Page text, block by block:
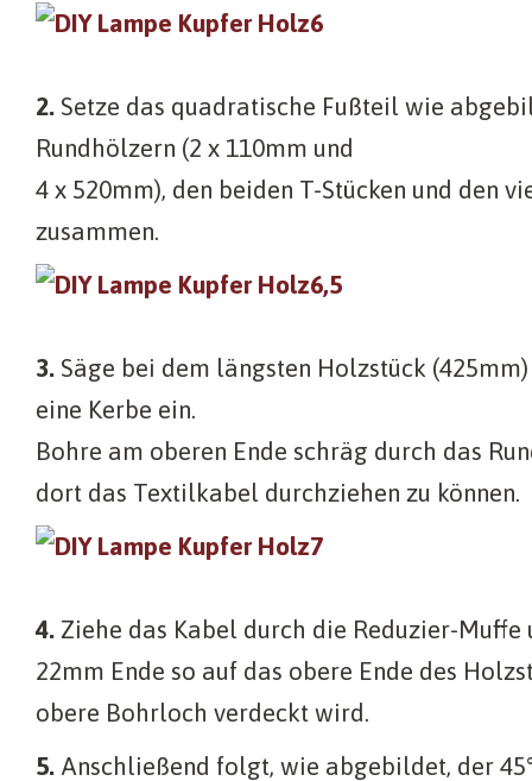
2. Setze das quadratische Fußteil wie
Rundhölzern (2 x 110mm und
4 x 520mm), den beiden T-Stücken und den
zusammen.
3. Säge bei dem längsten Holzstück
eine Kerbe ein.
Bohre am oberen Ende schräg durch das
dort das Textilkabel durchziehen zu können.
4. Ziehe das Kabel durch die Reduzier-Muffe
22mm Ende so auf das obere Ende des
obere Bohrloch verdeckt wird.
5. Anschließend folgt, wie abgebildet, der